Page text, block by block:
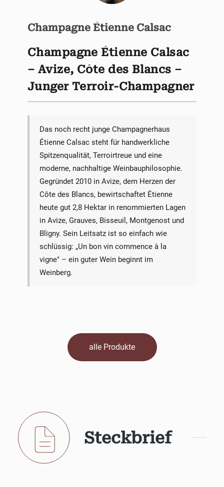
Champagne Étienne Calsac
Champagne Étienne Calsac
– Avize, Côte des Blancs –
Junger Terroir-Champagner
Das noch recht junge Champagnerhaus
Étienne Calsac steht für handwerkliche
Spitzenqualität, Terroirtreue und eine
moderne, nachhaltige Weinbauphilosophie.
Gegründet 2010 in Avize, dem Herzen der
Côte des Blancs, bewirtschaftet Étienne
heute gut 2,8 Hektar in renommierten Lagen
in Avize, Grauves, Bisseuil, Montgenost und
Bligny. Sein Leitsatz ist so einfach wie
schlüssig: „Un bon vin commence à la
vigne" – ein guter Wein beginnt im
Weinberg.
alle Produkte
Steckbrief